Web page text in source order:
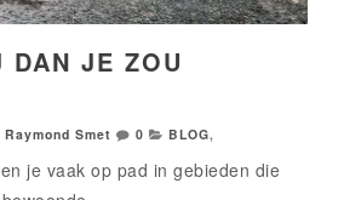
DAN JE ZOU
Raymond Smet 0 BLOG,
je vaak op pad in gebieden die